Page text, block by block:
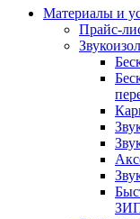
Материалы и
Прайс-